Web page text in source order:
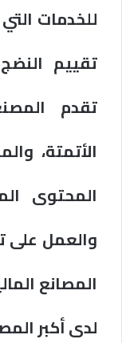
للخدمات
تقييم
تقدم
الأتمتة،
المحتوى
والعمل على
المصانع
لدى أكبر